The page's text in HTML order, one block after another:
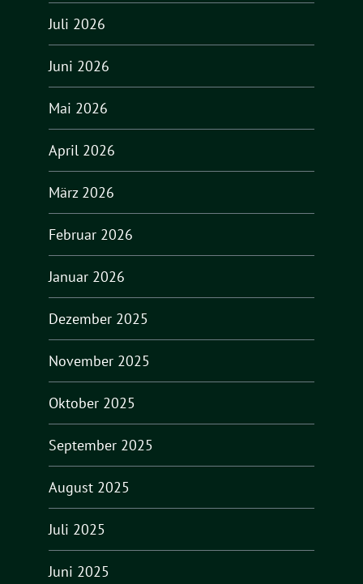
Juli 2026
Juni 2026
Mai 2026
April 2026
März 2026
Februar 2026
Januar 2026
Dezember 2025
November 2025
Oktober 2025
September 2025
August 2025
Juli 2025
Juni 2025